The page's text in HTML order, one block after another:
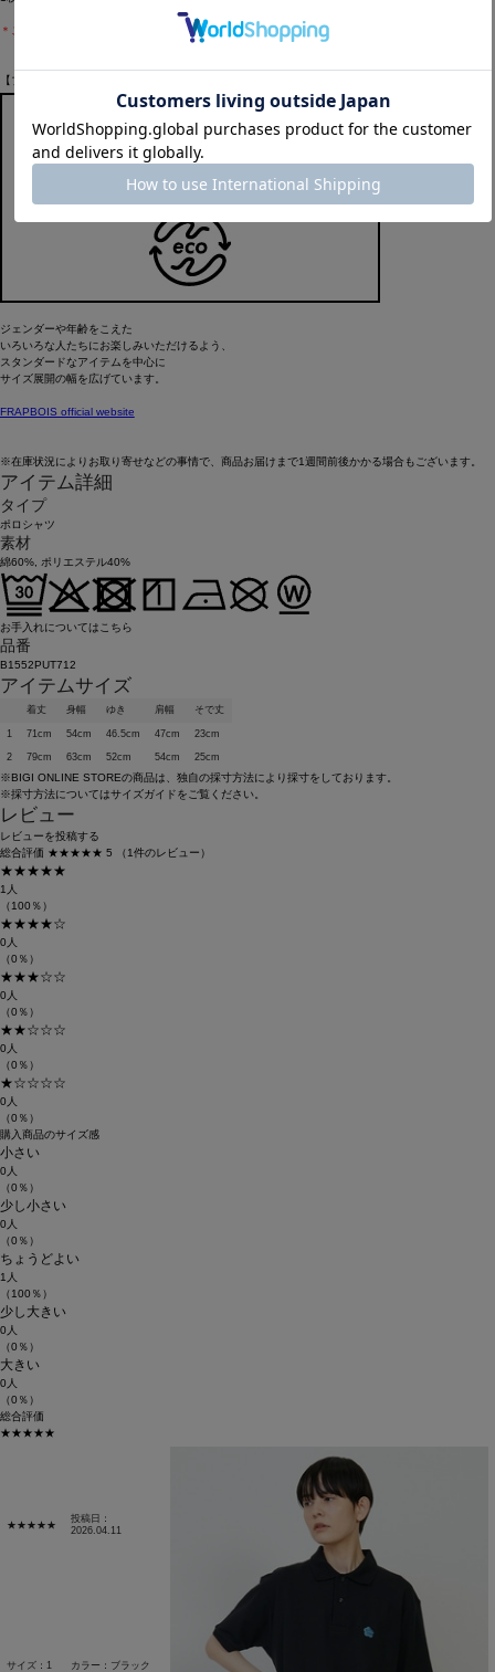
＊こちらの商品はユニセックス商品です。
【ブランド情報】
FRAPBOIS PARK/フラボア パーク
＜いろいろな人が集まるところ＞
はじめましてやそうじゃない人にも
いろいろなスタイルに
この［PARK（パーク）］レーベルは
JOIN/ジョインをキーワードに、
いろいろなクリエイターやアーティスト、
今、気になるモノ・コトなどを取り入れて
ジェンダーや年齢をこえた
いろいろな人たちにお楽しみいただけるよう、
スタンダードなアイテムを中心に
サイズ展開の幅を広げています。
FRAPBOIS official website
※在庫状況によりお取り寄せなどの事情で、商品お届けまで1週間前後かかる場合もございます。
アイテム詳細
タイプ
ポロシャツ
素材
綿60%, ポリエステル40%
お手入れについてはこちら
品番
B1552PUT712
アイテムサイズ
着丈 身幅 ゆき 肩幅 そで丈
1 71cm 54cm 46.5cm 47cm 23cm
2 79cm 63cm 52cm 54cm 25cm
※BIGI ONLINE STOREの商品は、独自の採寸方法により採寸をしております。
※採寸方法についてはサイズガイドをご覧ください。
レビュー
レビューを投稿する
総合評価 ★★★★★ 5 （1件のレビュー）
★★★★★
1人
（100％）
★★★★☆
0人
（0％）
★★★☆☆
0人
（0％）
★★☆☆☆
0人
（0％）
★☆☆☆☆
0人
（0％）
購入商品のサイズ感
小さい
0人
（0％）
少し小さい
0人
（0％）
ちょうどよい
1人
（100％）
少し大きい
0人
（0％）
大きい
0人
（0％）
総合評価
★★★★★
★★★★★
投稿日：
2026.04.11
サイズ：1 カラー：ブラック